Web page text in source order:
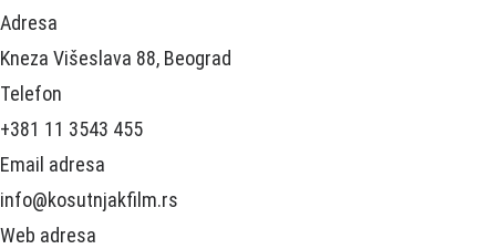
Adresa
Kneza Višeslava 88, Beograd
Telefon
+381 11 3543 455
Email adresa
info@kosutnjakfilm.rs
Web adresa